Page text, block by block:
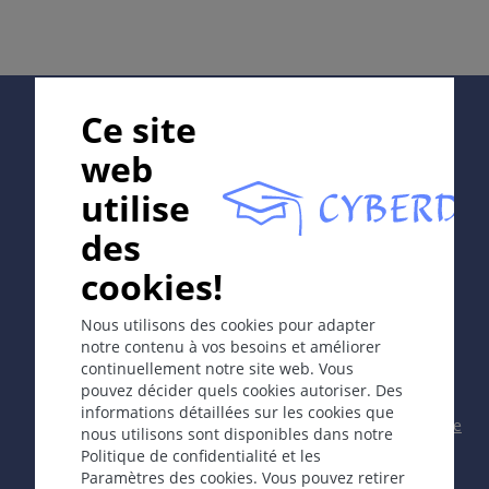
Mucosa.
May develop into hypertrophic scar or keloid.
They are persistent.
Commentaire / Explication
Scars can be atrophic or hypertrophic.
Keloid is a scar, which proliferates beyond the
bounds of the initial injury.
Spontaneous keloids develop without trauma.
Ce site
web
utilise
des
cookies!
Nous utilisons des cookies pour adapter
notre contenu à vos besoins et améliorer
continuellement notre site web. Vous
pouvez décider quels cookies autoriser. Des
informations détaillées sur les cookies que
nous utilisons sont disponibles dans notre
Politique de confidentialité et les
Paramètres des cookies. Vous pouvez retirer
In collaboration with Erasmus+ hEduLearnIt editorial
Copyright © 2003-2026 CYBERDERM Editorial Group -
Rédacteur fondateur Guenter Burg, M.D.- Concept et
coordination par Vahid Djamei, Zurich
All rights reserved.
Contact |Impressum|Soutenu par|
Politique
de confidentialité|Conditions
d'utilisation|Avis de non-responsabilité